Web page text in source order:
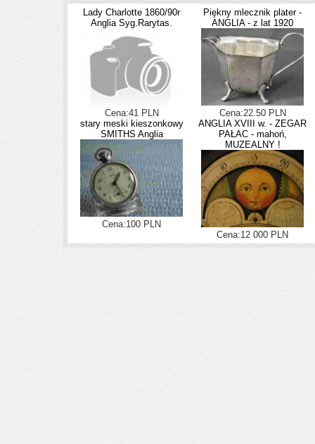
Lady Charlotte 1860/90r
Anglia Syg.Rarytas.
Cena:41 PLN
Piękny mlecznik plater -
ANGLIA - z lat 1920
Cena:22.50 PLN
stary meski kieszonkowy
SMITHS Anglia
Cena:100 PLN
ANGLIA XVIII w. - ZEGAR
PAŁAC - mahoń,
MUZEALNY !
Cena:12 000 PLN